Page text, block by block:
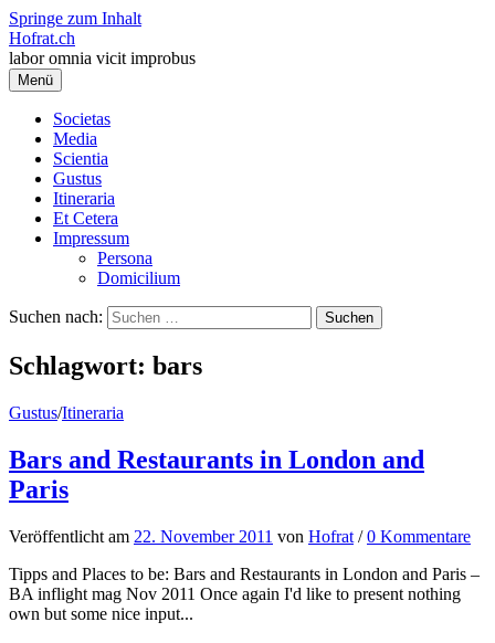
Springe zum Inhalt
Hofrat.ch
labor omnia vicit improbus
Menü
Societas
Media
Scientia
Gustus
Itineraria
Et Cetera
Impressum
Persona
Domicilium
Suchen nach:
Schlagwort: bars
Gustus/Itineraria
Bars and Restaurants in London and
Paris
Veröffentlicht am 22. November 2011 von Hofrat /0 Kommentare
Tipps and Places to be: Bars and Restaurants in London and Paris –
BA inflight mag Nov 2011 Once again I'd like to present nothing
own but some nice input...